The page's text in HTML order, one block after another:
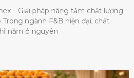
– Giải pháp nâng tầm chất lượng
ngành F&B hiện đại, chất
nằm ở nguyên